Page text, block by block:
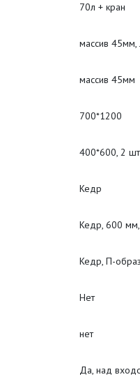
70л + кран
массив 45мм,
массив 45мм
700*1200
400*600, 2
Кедр
Кедр, 600 мм,
Кедр, П-
Нет
нет
Да, над